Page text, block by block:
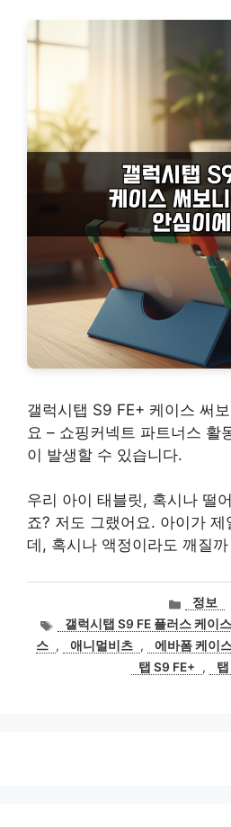
갤럭시탭 S9 FE+ 케이스 써
요 – 쇼핑커넥트 파트너스 활
이 발생할 수 있습니다.
우리 아이 태블릿, 혹시나 떨
죠? 저도 그랬어요. 아이가 제
데, 혹시나 액정이라도 깨질
카
테
고
리
정보
태갤럭시탭 S9 FE 플러스 케이스
스 , 애니멀비츠 , 에바폼 케이
탭 S9 FE+
,